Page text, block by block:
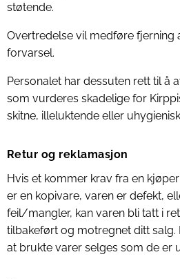
støtende.
Overtredelse vil medføre fjerning
forvarsel.
Personalet har dessuten rett til å
som vurderes skadelige for
skitne, illeluktende eller
Retur og reklamasjon
Hvis et kommer krav fra en
er en kopivare, varen er defekt,
feil/mangler, kan varen bli tatt i
tilbakeført og motregnet ditt
at brukte varer selges som de er